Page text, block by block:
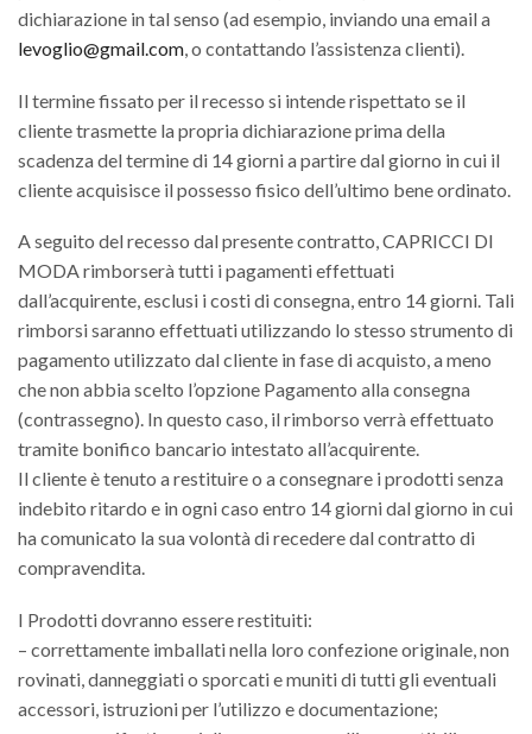
dichiarazione in tal senso (ad esempio, inviando una email a
levoglio@gmail.com, o contattando l’assistenza clienti).
Il termine fissato per il recesso si intende rispettato se il
cliente trasmette la propria dichiarazione prima della
scadenza del termine di 14 giorni a partire dal giorno in cui il
cliente acquisisce il possesso fisico dell’ultimo bene ordinato.
A seguito del recesso dal presente contratto, CAPRICCI DI
MODA rimborserà tutti i pagamenti effettuati
dall’acquirente, esclusi i costi di consegna, entro 14 giorni. Tali
rimborsi saranno effettuati utilizzando lo stesso strumento di
pagamento utilizzato dal cliente in fase di acquisto, a meno
che non abbia scelto l’opzione Pagamento alla consegna
(contrassegno). In questo caso, il rimborso verrà effettuato
tramite bonifico bancario intestato all’acquirente.
Il cliente è tenuto a restituire o a consegnare i prodotti senza
indebito ritardo e in ogni caso entro 14 giorni dal giorno in cui
ha comunicato la sua volontà di recedere dal contratto di
compravendita.
I Prodotti dovranno essere restituiti:
– correttamente imballati nella loro confezione originale, non
rovinati, danneggiati o sporcati e muniti di tutti gli eventuali
accessori, istruzioni per l’utilizzo e documentazione;